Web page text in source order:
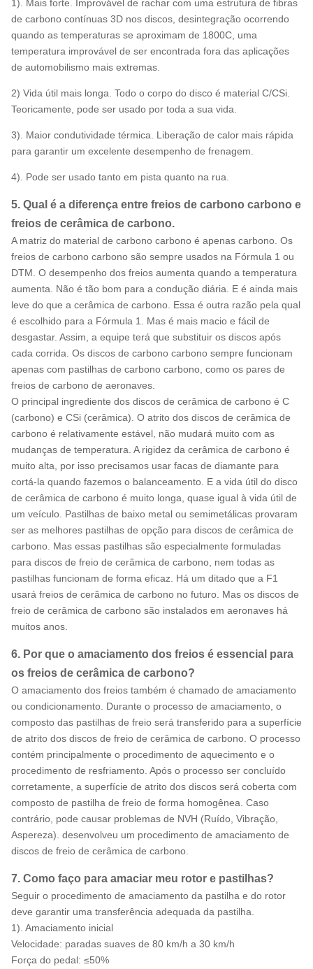
1). Mais forte. Improvável de rachar com uma estrutura de fibras
de carbono contínuas 3D nos discos, desintegração ocorrendo
quando as temperaturas se aproximam de 1800C, uma
temperatura improvável de ser encontrada fora das aplicações
de automobilismo mais extremas.
2) Vida útil mais longa. Todo o corpo do disco é material C/CSi.
Teoricamente, pode ser usado por toda a sua vida.
3). Maior condutividade térmica. Liberação de calor mais rápida
para garantir um excelente desempenho de frenagem.
4). Pode ser usado tanto em pista quanto na rua.
5. Qual é a diferença entre freios de carbono carbono e
freios de cerâmica de carbono.
A matriz do material de carbono carbono é apenas carbono. Os
freios de carbono carbono são sempre usados ​​na Fórmula 1 ou
DTM. O desempenho dos freios aumenta quando a temperatura
aumenta. Não é tão bom para a condução diária. E é ainda mais
leve do que a cerâmica de carbono. Essa é outra razão pela qual
é escolhido para a Fórmula 1. Mas é mais macio e fácil de
desgastar. Assim, a equipe terá que substituir os discos após
cada corrida. Os discos de carbono carbono sempre funcionam
apenas com pastilhas de carbono carbono, como os pares de
freios de carbono de aeronaves.
O principal ingrediente dos discos de cerâmica de carbono é C
(carbono) e CSi (cerâmica). O atrito dos discos de cerâmica de
carbono é relativamente estável, não mudará muito com as
mudanças de temperatura. A rigidez da cerâmica de carbono é
muito alta, por isso precisamos usar facas de diamante para
cortá-la quando fazemos o balanceamento. E a vida útil do disco
de cerâmica de carbono é muito longa, quase igual à vida útil de
um veículo. Pastilhas de baixo metal ou semimetálicas provaram
ser as melhores pastilhas de opção para discos de cerâmica de
carbono. Mas essas pastilhas são especialmente formuladas
para discos de freio de cerâmica de carbono, nem todas as
pastilhas funcionam de forma eficaz. Há um ditado que a F1
usará freios de cerâmica de carbono no futuro. Mas os discos de
freio de cerâmica de carbono são instalados em aeronaves há
muitos anos.
6. Por que o amaciamento dos freios é essencial para
os freios de cerâmica de carbono?
O amaciamento dos freios também é chamado de amaciamento
ou condicionamento. Durante o processo de amaciamento, o
composto das pastilhas de freio será transferido para a superfície
de atrito dos discos de freio de cerâmica de carbono. O processo
contém principalmente o procedimento de aquecimento e o
procedimento de resfriamento. Após o processo ser concluído
corretamente, a superfície de atrito dos discos será coberta com
composto de pastilha de freio de forma homogênea. Caso
contrário, pode causar problemas de NVH (Ruído, Vibração,
Aspereza). desenvolveu um procedimento de amaciamento de
discos de freio de cerâmica de carbono.
7. Como faço para amaciar meu rotor e pastilhas?
Seguir o procedimento de amaciamento da pastilha e do rotor
deve garantir uma transferência adequada da pastilha.
1). Amaciamento inicial
Velocidade: paradas suaves de 80 km/h a 30 km/h
Força do pedal: ≤50%